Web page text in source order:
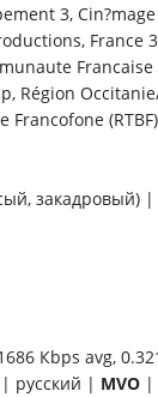
3,
France
Région
закадровый) |
Кbps avg,
| русский | MVO |